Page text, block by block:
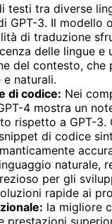
testi tra diverse
GPT-3. Il modello
di traduzione
delle lingue e
del contesto, che
naturali.
di codice: Nei
4 mostra un
rispetto a GPT-3.
di codice
naturale,
per gli
rapide ai
la migliore